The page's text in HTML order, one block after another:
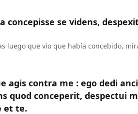
concepisse se videns,
luego que vio que había concebido,
agis contra me : ego dedi
quod conceperit, despectui
et te.